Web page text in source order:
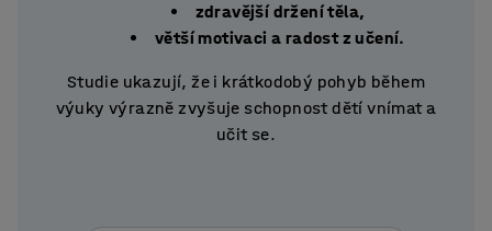
zdravější držení těla,
větší motivaci a radost z učení.
Studie ukazují, že i krátkodobý pohyb během
výuky výrazně zvyšuje schopnost dětí vnímat a
učit se.